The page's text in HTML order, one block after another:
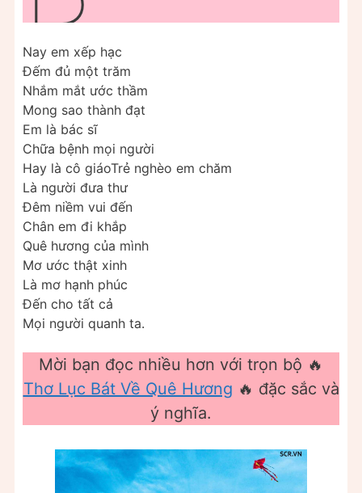
Nay em xếp hạc
Đếm đủ một trăm
Nhắm mắt ước thầm
Mong sao thành đạt
Em là bác sĩ
Chữa bệnh mọi người
Hay là cô giáoTrẻ nghèo em chăm
Là người đưa thư
Đêm niềm vui đến
Chân em đi khắp
Quê hương của mình
Mơ ước thật xinh
Là mơ hạnh phúc
Đến cho tất cả
Mọi người quanh ta.
Mời bạn đọc nhiều hơn với trọn bộ 🔥
Thơ Lục Bát Về Quê Hương 🔥 đặc sắc và
ý nghĩa.